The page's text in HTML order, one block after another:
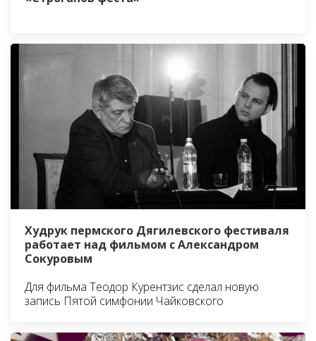
Худрук пермского Дягилевского фестиваля
работает над фильмом с Александром
Сокуровым
Для фильма Теодор Курентзис сделал новую
запись Пятой симфонии Чайковского